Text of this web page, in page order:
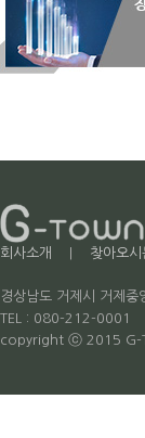
회사소개 찾아오시
경상남도 거제시 거제
TEL : 080-212-
copyright ⓒ 2015 G-